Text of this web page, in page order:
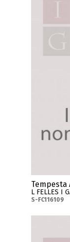
L FELLES I
S-FC116109